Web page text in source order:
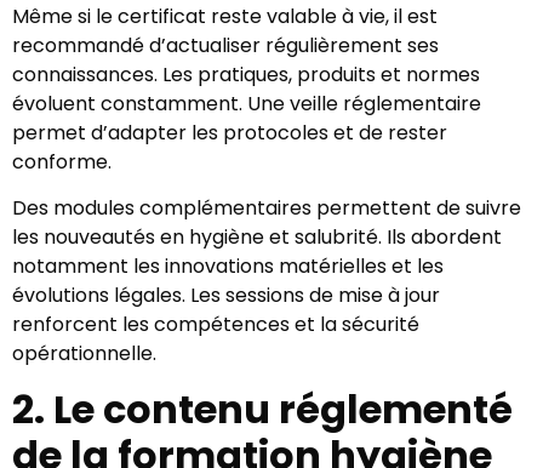
Même si le certificat reste valable à vie, il est
recommandé d’actualiser régulièrement ses
connaissances. Les pratiques, produits et normes
évoluent constamment. Une veille réglementaire
permet d’adapter les protocoles et de rester
conforme.
Des modules complémentaires permettent de suivre
les nouveautés en hygiène et salubrité. Ils abordent
notamment les innovations matérielles et les
évolutions légales. Les sessions de mise à jour
renforcent les compétences et la sécurité
opérationnelle.
2. Le contenu réglementé
de la formation hygiène